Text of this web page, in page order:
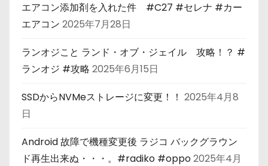
エアコン添加剤を入れた件 #C27 #セレナ #カー
エアコン 2025年7月28日
ランオジこと ランド・オブ・ジェイル 攻略！？ #
ランオジ #攻略 2025年6月15日
SSDからNVMeストレージに変更！！ 2025年4月8
日
Android 故障で機種変更後 ラジコ バックグラウン
ド再生出来ぬ・・・。#radiko #oppo2025年4月